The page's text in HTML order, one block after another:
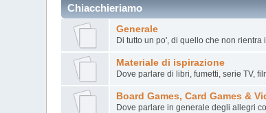
Chiacchieriamo
Generale
Di tutto un po', di quello che non
Materiale di ispirazione
Dove parlare di libri, fumetti, serie TV,
Board Games, Card Games &
Dove parlare in generale degli allegri